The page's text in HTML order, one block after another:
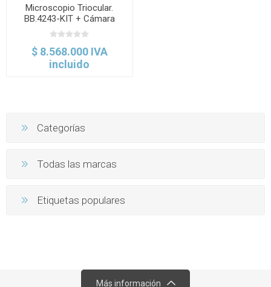
Microscopio Triocular.
BB.4243-KIT + Cámara
3.2Mpx DC.300C. Euromex
$ 8.568.000 IVA
incluido
Categorías
Todas las marcas
Etiquetas populares
Más información